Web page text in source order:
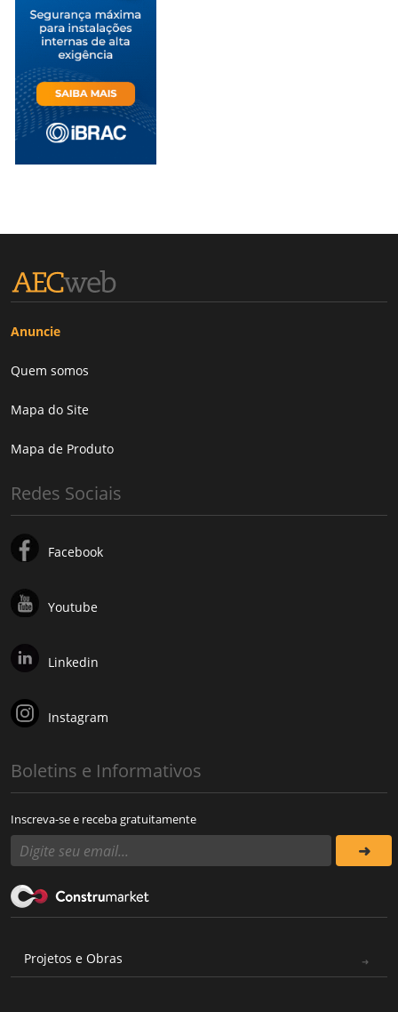
Anuncie
Quem somos
Mapa do Site
Mapa de Produto
Redes Sociais
Facebook
Youtube
Linkedin
Instagram
Boletins e Informativos
Inscreva-se e receba gratuitamente
Projetos e Obras